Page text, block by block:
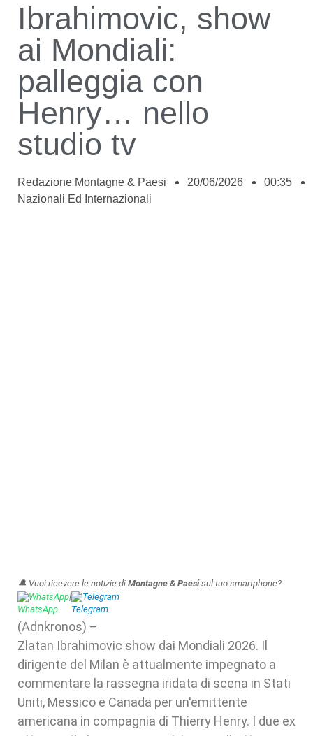
Ibrahimovic, show
ai Mondiali:
palleggia con
Henry… nello
studio tv
Redazione Montagne & Paesi 20/06/2026
00:35
Nazionali Ed Internazionali
🔔 Vuoi ricevere le notizie di Montagne & Paesisul tuo smartphone?
WhatsApp| Telegram
(Adnkronos) –
Zlatan Ibrahimovic show dai Mondiali 2026. Il
dirigente del Milan è attualmente impegnato a
commentare la rassegna iridata di scena in Stati
Uniti, Messico e Canada per un'emittente
americana in compagnia di Thierry Henry. I due ex